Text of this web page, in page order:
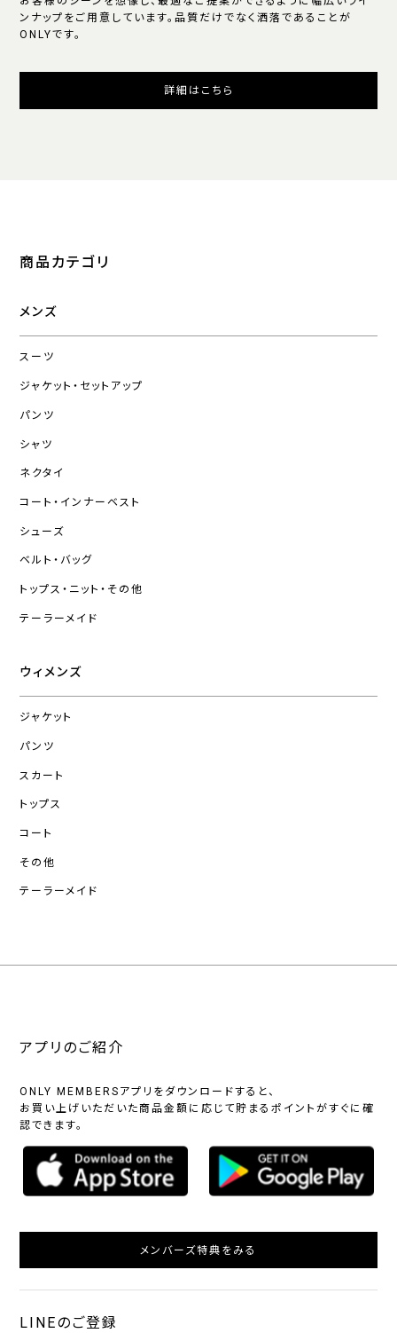
ンナップをご用意しています。品質だけでなく洒落であることが
ONLYです。
詳細はこちら
商品カテゴリ
メンズ
スーツ
ジャケット・セットアップ
パンツ
シャツ
ネクタイ
コート・インナーベスト
シューズ
ベルト・バッグ
トップス・ニット・その他
テーラーメイド
ウィメンズ
ジャケット
パンツ
スカート
トップス
コート
その他
テーラーメイド
アプリのご紹介
ONLY MEMBERSアプリをダウンロードすると、
お買い上げいただいた商品金額に応じて貯まるポイントがすぐに確
認できます。
メンバーズ特典をみる
LINEのご登録